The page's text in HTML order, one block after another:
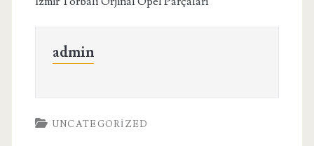
admin
UNCATEGORIZED